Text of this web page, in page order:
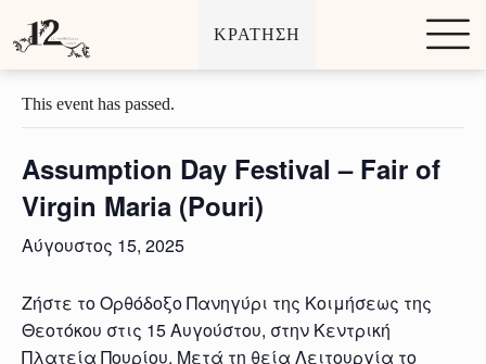
Μ
ε
τ
β
η
σ
τ
ο
π
ε
ι
ε
χ
ό
ΚΡΑΤΗΣΗ
« All Εκδηλώσεις
This event has passed.
Assumption Day Festival – Fair of
Virgin Maria (Pouri)
Αύγουστος 15, 2025
Ζήστε το Ορθόδοξο Πανηγύρι της Κοιμήσεως της
Θεοτόκου στις 15 Αυγούστου, στην Κεντρική
Πλατεία Πουρίου. Μετά τη θεία Λειτουργία το